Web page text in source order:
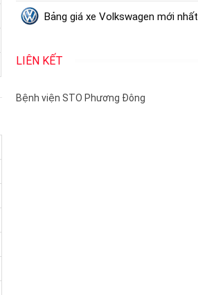
Bảng giá xe Volkswagen mới nhất
LIÊN KẾT
Bệnh viện STO Phương Đông